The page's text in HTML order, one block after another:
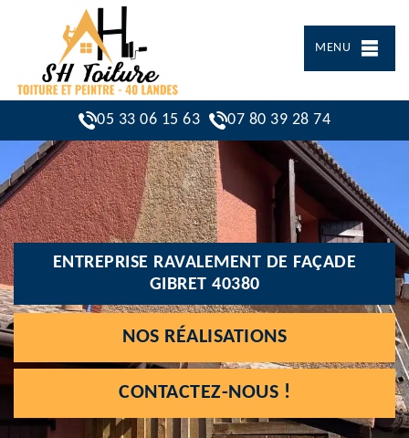
MENU
05 33 06 15 63 07 80 39 28 74
ENTREPRISE RAVALEMENT DE FAÇADE
GIBRET 40380
NOS RÉALISATIONS
CONTACTEZ-NOUS !